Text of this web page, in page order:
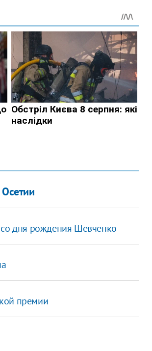
со дня рождения Шевченко
премии